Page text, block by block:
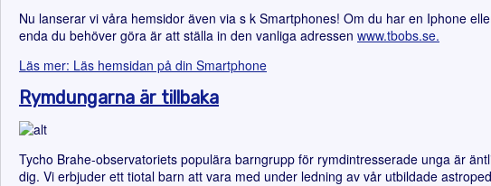
Nu lanserar vi våra hemsidor även via s k Smartphones! Om du har en Iphone
enda du behöver göra är att ställa in den vanliga adressen www.tbobs.se.
Läs mer: Läs hemsidan på din Smartphone
Rymdungarna är tillbaka
Tycho Brahe-observatoriets populära barngrupp för rymdintresserade unga är
dig. Vi erbjuder ett tiotal barn att vara med under ledning av vår utbildade